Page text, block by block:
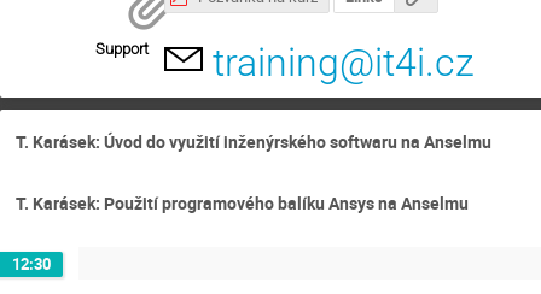
Support training@it4i.cz
T. Karásek: Úvod do využití inženýrského softwaru na Anselmu
T. Karásek: Použití programového balíku Ansys na Anselmu
12:30